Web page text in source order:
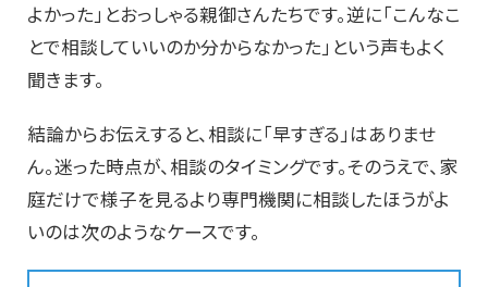
よかった」とおっしゃる親御さんたちです。逆に「こんなこ
とで相談していいのか分からなかった」という声もよく
聞きます。
結論からお伝えすると、相談に「早すぎる」はありませ
ん。迷った時点が、相談のタイミングです。そのうえで、家
庭だけで様子を見るより専門機関に相談したほうがよ
いのは次のようなケースです。